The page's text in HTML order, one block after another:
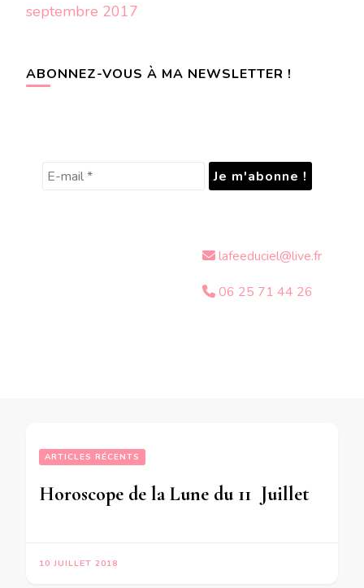
septembre 2017
ABONNEZ-VOUS À MA NEWSLETTER !
lafeeduciel@live.fr
06 25 71 44 26
ARTICLES RÉCENTS
10 JUILLET 2018